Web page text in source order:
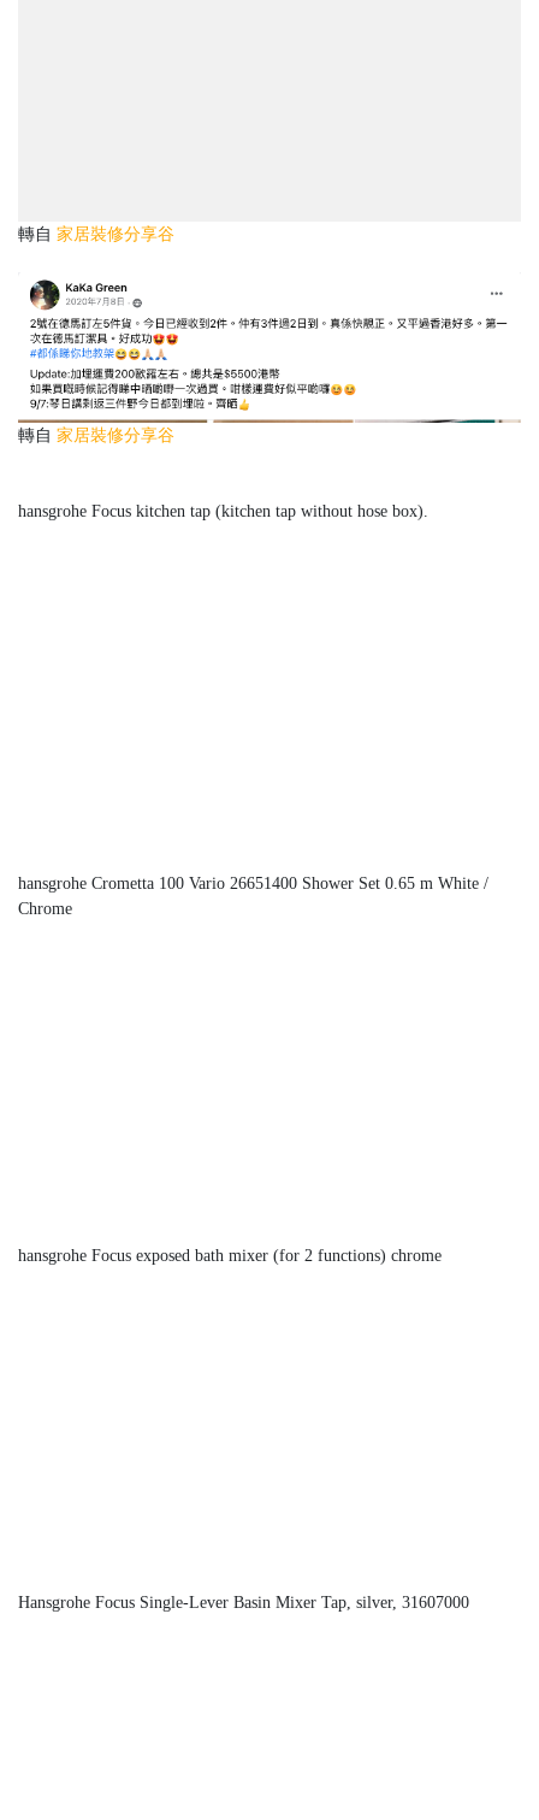
轉自 家居裝修分享谷
轉自 家居裝修分享谷
hansgrohe Focus kitchen tap (kitchen tap without hose box).
hansgrohe Crometta 100 Vario 26651400 Shower Set 0.65 m White /
Chrome
hansgrohe Focus exposed bath mixer (for 2 functions) chrome
Hansgrohe Focus Single-Lever Basin Mixer Tap, silver, 31607000